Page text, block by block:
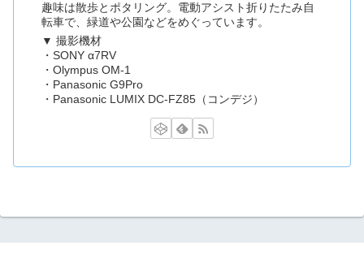
趣味は散歩とポタリング。電動アシスト折りたたみ自
転車で、緑道や公園などをめぐっています。
▼ 撮影機材
・SONY α7RV
・Olympus OM-1
・Panasonic G9Pro
・Panasonic LUMIX DC-FZ85（コンデジ）